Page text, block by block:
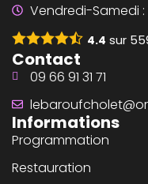
Vendredi-Samedi :
4.4 sur
Contact
09 66 91 31 71
Informations
Programmation
Restauration